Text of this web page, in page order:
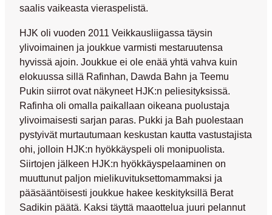
saalis vaikeasta vieraspelistä.
HJK oli vuoden 2011 Veikkausliigassa täysin
ylivoimainen ja joukkue varmisti mestaruutensa
hyvissä ajoin. Joukkue ei ole enää yhtä vahva kuin
elokuussa sillä Rafinhan, Dawda Bahn ja Teemu
Pukin siirrot ovat näkyneet HJK:n peliesityksissä.
Rafinha oli omalla paikallaan oikeana puolustaja
ylivoimaisesti sarjan paras. Pukki ja Bah puolestaan
pystyivät murtautumaan keskustan kautta vastustajista
ohi, jolloin HJK:n hyökkäyspeli oli monipuolista.
Siirtojen jälkeen HJK:n hyökkäyspelaaminen on
muuttunut paljon mielikuvituksettomammaksi ja
pääsääntöisesti joukkue hakee keskityksillä Berat
Sadikin päätä. Kaksi täyttä maaottelua juuri pelannut